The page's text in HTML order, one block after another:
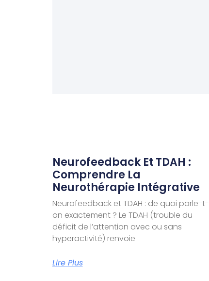
Neurofeedback Et TDAH :
Comprendre La
Neurothérapie Intégrative
Neurofeedback et TDAH : de quoi parle-t-
on exactement ? Le TDAH (trouble du
déficit de l’attention avec ou sans
hyperactivité) renvoie
Lire Plus